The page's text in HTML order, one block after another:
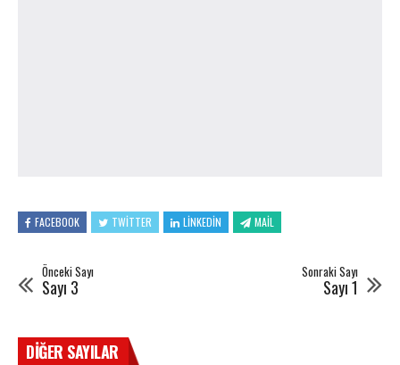
FACEBOOK TWITTER LINKEDIN MAIL
Önceki Sayı
Sayı 3
Sonraki Sayı
Sayı 1
DIĞER SAYILAR